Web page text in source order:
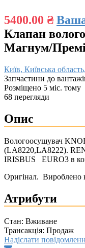
5400.00 ₴
Клапан
Магнум/
Київ, Київська
Запчастини до
Розміщено 5 міс. тому
68 перегляди
Опис
Вологоосушувач
(LA8220,LA8222).
IRISBUS EURO3 в
Оригінал. Вироблено
Атрибути
Стан: Вживане
Трансакція: Продаж
Надіслати